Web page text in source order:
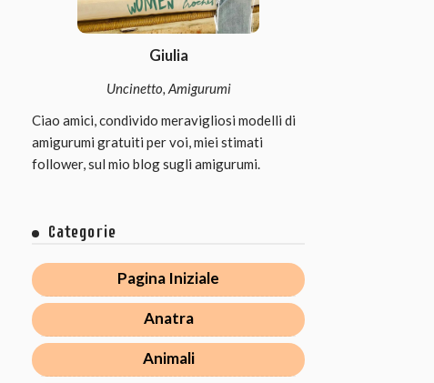
Giulia
Uncinetto, Amigurumi
Ciao amici, condivido meravigliosi modelli di
amigurumi gratuiti per voi, miei stimati
follower, sul mio blog sugli amigurumi.
Categorie
Pagina Iniziale
Anatra
Animali